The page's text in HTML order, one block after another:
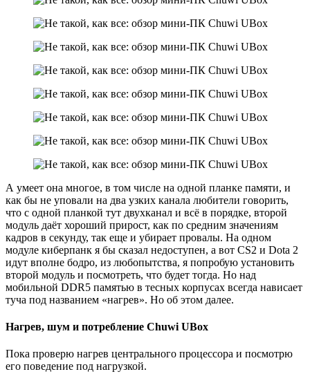
А умеет она многое, в том числе на одной планке памяти, и
как бы не уповали на два узких канала любители говорить,
что с одной планкой тут двухканал и всё в порядке, второй
модуль даёт хороший прирост, как по средним значениям
кадров в секунду, так еще и убирает провалы. На одном
модуле киберпанк я бы сказал недоступен, а вот CS2 и Dota 2
идут вполне бодро, из любопытства, я попробую установить
второй модуль и посмотреть, что будет тогда. Но над
мобильной DDR5 памятью в тесных корпусах всегда нависает
туча под названием «нагрев». Но об этом далее.
Нагрев, шум и потребление Chuwi UBox
Пока проверю нагрев центрального процессора и посмотрю
его поведение под нагрузкой.